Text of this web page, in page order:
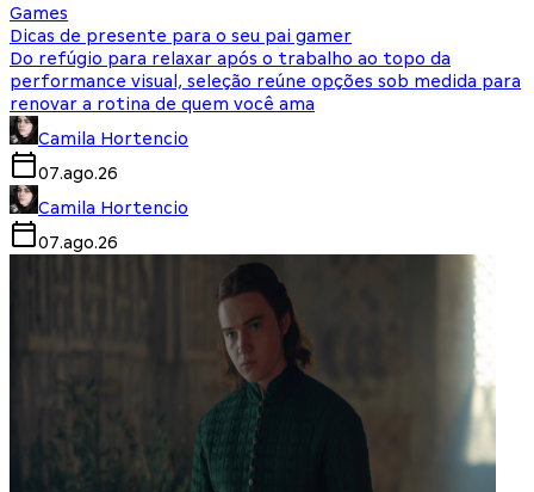
Games
Dicas de presente para o seu pai gamer
Do refúgio para relaxar após o trabalho ao topo da
performance visual, seleção reúne opções sob medida para
renovar a rotina de quem você ama
Camila Hortencio
07.ago.26
Camila Hortencio
07.ago.26